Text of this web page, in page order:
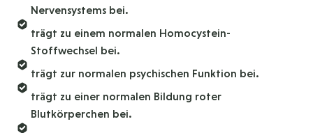
Nervensystems bei.
trägt zu einem normalen Homocystein-
Stoffwechsel bei.
trägt zur normalen psychischen Funktion bei.
trägt zu einer normalen Bildung roter
Blutkörperchen bei.